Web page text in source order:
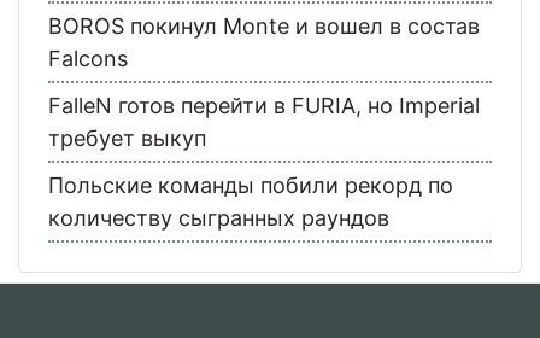
BOROS покинул Monte и вошел в состав
Falcons
FalleN готов перейти в FURIA, но Imperial
требует выкуп
Польские команды побили рекорд по
количеству сыгранных раундов